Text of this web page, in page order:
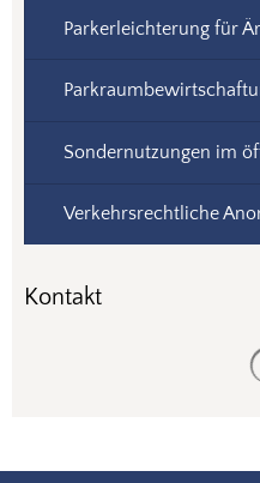
Parkerleichterung für
Sondernutzungen im
Verkehrsrechtliche
Kontakt